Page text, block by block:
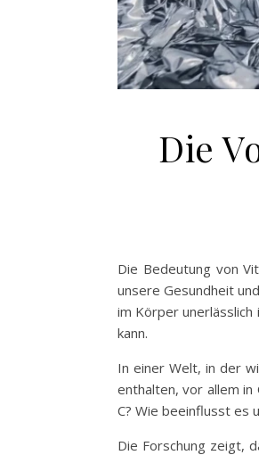
Die
Die Bedeutung von
unsere Gesundheit
im Körper
kann.
In einer Welt, in der
enthalten, vor allem
C? Wie beeinflusst es
Die Forschung zeigt,